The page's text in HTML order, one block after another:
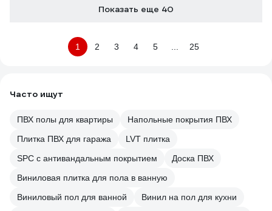
Показать еще 40
1 2 3 4 5 25
Часто ищут
ПВХ полы для квартиры
Напольные покрытия ПВХ
Плитка ПВХ для гаража
LVT плитка
SPC с антивандальным покрытием
Доска ПВХ
Виниловая плитка для пола в ванную
Виниловый пол для ванной
Винил на пол для кухни